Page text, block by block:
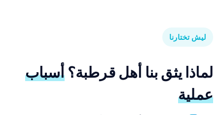
ليش تختارنا
لماذا يثق بنا أهل قرطبة؟أسباب
عملية